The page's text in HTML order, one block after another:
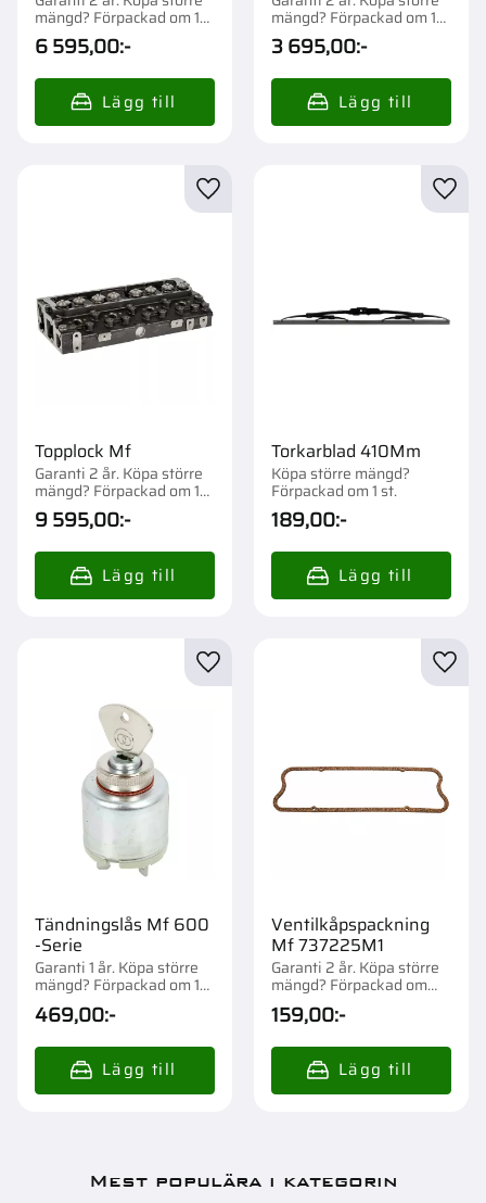
mängd? Förpackad om 1
st.
6 595,00:-
mängd? Förpackad om 1
st.
3 695,00:-
Topplock Mf
Garanti 2 år. Köpa större
mängd? Förpackad om 1
st.
9 595,00:-
Lägg till i favoriter
Torkarblad 410Mm
Köpa större mängd?
Förpackad om 1 st.
189,00:-
Tändningslås Mf 600
-Serie
Garanti 1 år. Köpa större
mängd? Förpackad om 1
st.
469,00:-
Lägg till i favoriter
Ventilkåpspackning
Mf 737225M1
Garanti 2 år. Köpa större
mängd? Förpackad om
1/50 st.
159,00:-
Mest populära i kategorin